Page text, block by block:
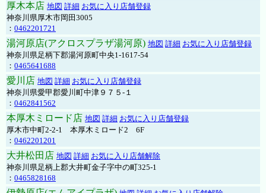
厚木本店 地図 詳細 お気に入り店舗登録
神奈川県厚木市岡田3005
： 0462201721
湯河原店(アクロスプラザ湯河原) 地図 詳細 お気に入り店舗登録
神奈川県足柄下郡湯河原町中央1-1617-54
： 0465641688
愛川店 地図 詳細 お気に入り店舗登録
神奈川県愛甲郡愛川町中津９７５-１
： 0462841562
本厚木ミロード店 地図 詳細 お気に入り店舗登録
厚木市中町2-2-1 本厚木ミロード2 6F
： 0462201201
大井松田店 地図 詳細 お気に入り店舗解除
神奈川県足柄上郡大井町金子字中の町325-1
： 0465828168